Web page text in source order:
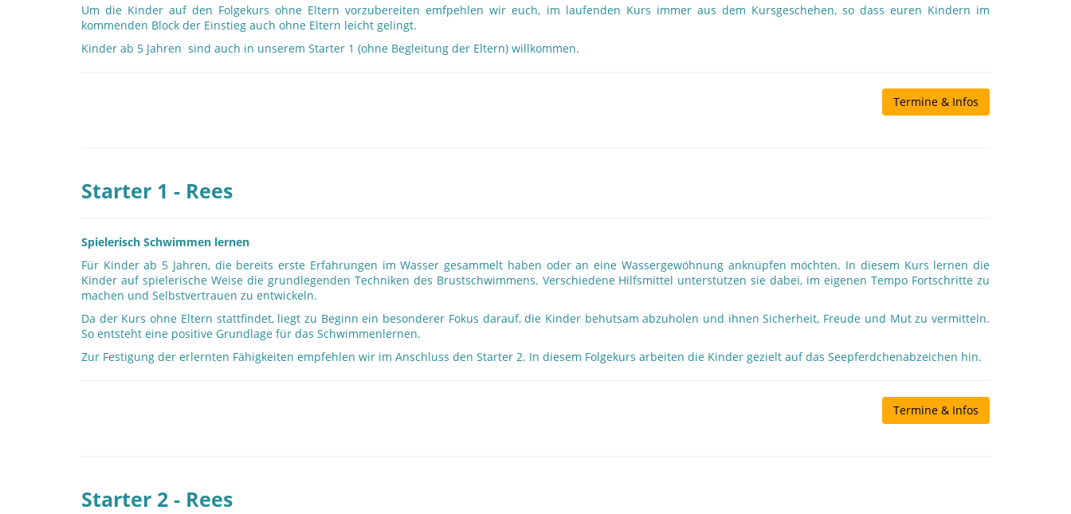
Um die Kinder auf den Folgekurs ohne Eltern vorzubereiten emfpehlen wir euch, im laufenden Kurs immer aus dem Kursgeschehen, so dass euren Kindern im
kommenden Block der Einstieg auch ohne Eltern leicht gelingt.
Kinder ab 5 Jahren sind auch in unserem Starter 1 (ohne Begleitung der Eltern) willkommen.
Termine & Infos
Starter 1 - Rees
Spielerisch Schwimmen lernen
Für Kinder ab 5 Jahren, die bereits erste Erfahrungen im Wasser gesammelt haben oder an eine Wassergewöhnung anknüpfen möchten. In diesem Kurs lernen die
Kinder auf spielerische Weise die grundlegenden Techniken des Brustschwimmens. Verschiedene Hilfsmittel unterstützen sie dabei, im eigenen Tempo Fortschritte zu
machen und Selbstvertrauen zu entwickeln.
Da der Kurs ohne Eltern stattfindet, liegt zu Beginn ein besonderer Fokus darauf, die Kinder behutsam abzuholen und ihnen Sicherheit, Freude und Mut zu vermitteln.
So entsteht eine positive Grundlage für das Schwimmenlernen.
Zur Festigung der erlernten Fähigkeiten empfehlen wir im Anschluss den Starter 2. In diesem Folgekurs arbeiten die Kinder gezielt auf das Seepferdchenabzeichen hin.
Termine & Infos
Starter 2 - Rees